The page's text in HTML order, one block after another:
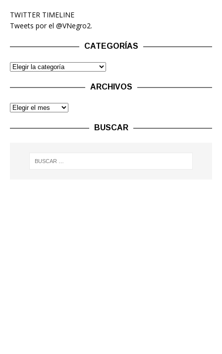
TWITTER TIMELINE
Tweets por el @VNegro2.
CATEGORÍAS
ARCHIVOS
BUSCAR